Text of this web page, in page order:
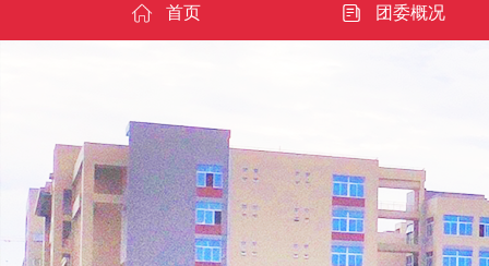
首页 团委概况